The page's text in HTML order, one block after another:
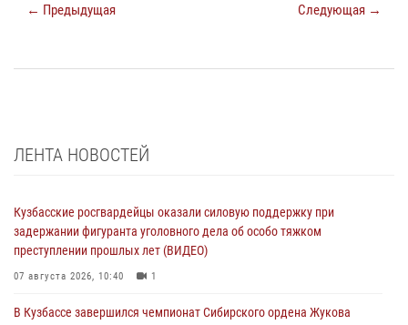
← Предыдущая Следующая →
ЛЕНТА НОВОСТЕЙ
Кузбасские росгвардейцы оказали силовую поддержку при
задержании фигуранта уголовного дела об особо тяжком
преступлении прошлых лет (ВИДЕО)
07 августа 2026, 10:40 1
В Кузбассе завершился чемпионат Сибирского ордена Жукова